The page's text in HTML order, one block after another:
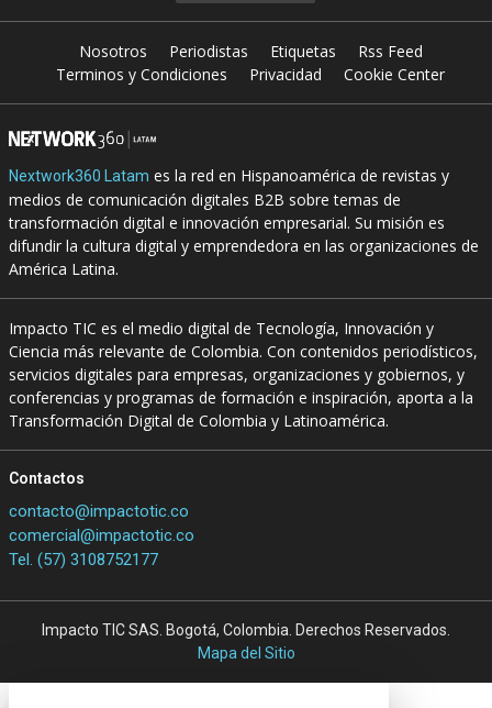
Nosotros Periodistas Etiquetas
Rss Feed
Terminos y Condiciones
Privacidad Cookie Center
Nextwork360 Latam es la red en Hispanoamérica de revistas y
medios de comunicación digitales B2B sobre temas de
transformación digital e innovación empresarial. Su misión es
difundir la cultura digital y emprendedora en las organizaciones de
América Latina.
Impacto TIC es el medio digital de Tecnología, Innovación y
Ciencia más relevante de Colombia. Con contenidos periodísticos,
servicios digitales para empresas, organizaciones y gobiernos, y
conferencias y programas de formación e inspiración, aporta a la
Transformación Digital de Colombia y Latinoamérica.
Contactos
contacto@impactotic.co
comercial@impactotic.co
Tel. (57) 3108752177
Impacto TIC SAS. Bogotá, Colombia. Derechos Reservados.
Mapa del Sitio